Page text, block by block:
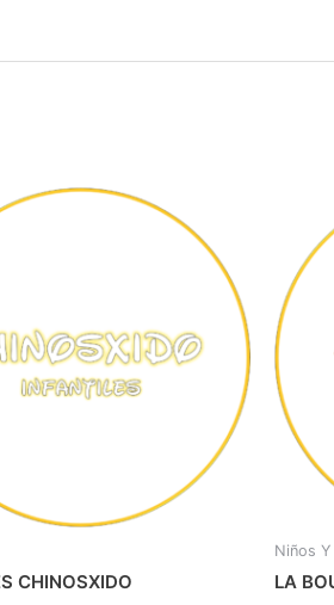
CHINOSXIDO
Niños Y
LA